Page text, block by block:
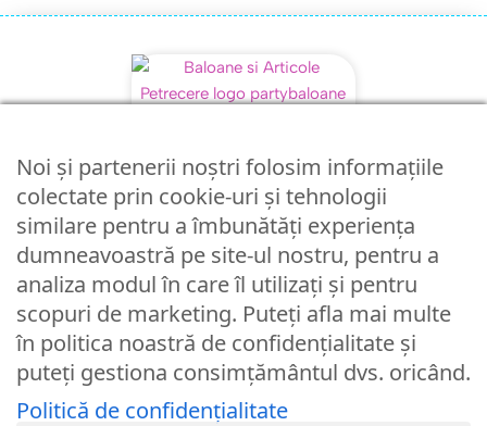
Politica de confidentialitate
Politica de retur
Politica cookies
Politica de livrare
Formular de retur
Formular de contact
Noi și partenerii noștri folosim informațiile
colectate prin cookie-uri și tehnologii
similare pentru a îmbunătăți experiența
dumneavoastră pe site-ul nostru, pentru a
analiza modul în care îl utilizați și pentru
scopuri de marketing. Puteți afla mai multe
în politica noastră de confidențialitate și
puteți gestiona consimțământul dvs. oricând.
Politică de confidențialitate